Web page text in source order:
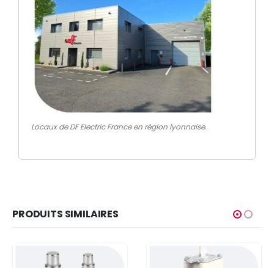
Locaux de DF Electric France en région lyonnaise.
PRODUITS SIMILAIRES